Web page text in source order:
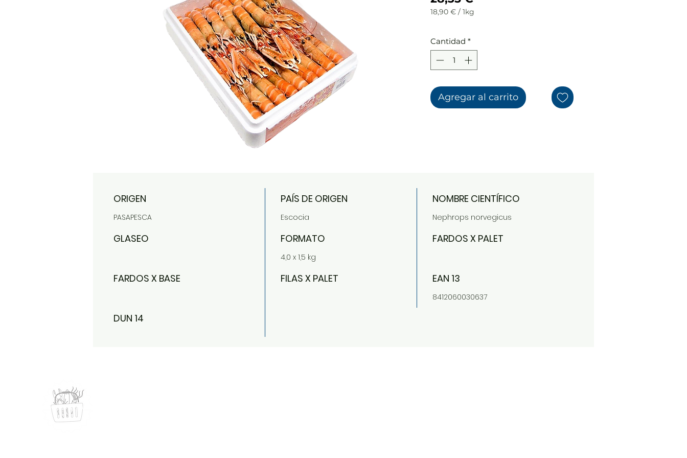
18,90 € / 1kg
1
Kilogramos
Cantidad *
Agregar al carrito
ORIGEN
PASAPESCA
PAÍS DE ORIGEN
Escocia
NOMBRE CIENTÍFICO
Nephrops norvegicus
GLASEO FORMATO
4,0 x 1,5 kg
FARDOS X PALET
FARDOS X BASE FILAS X PALET EAN 13
8412060030637
DUN 14